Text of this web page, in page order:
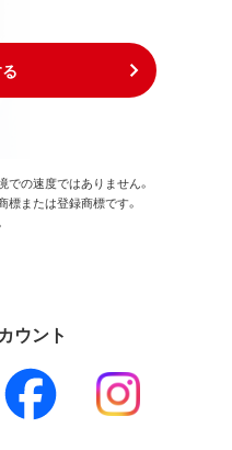
の速度ではありません。
または登録商標です。
ウント